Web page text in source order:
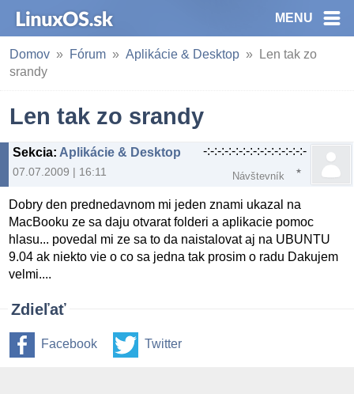
MENU
Domov Fórum Aplikácie & Desktop
Len tak zo
srandy
Len tak zo srandy
Sekcia: Aplikácie & Desktop
07.07.2009 | 16:11
-:-:-:-:-:-:-:-:-:-:-:-:-:-:-
Návštevník
Dobry den prednedavnom mi jeden znami ukazal na
MacBooku ze sa daju otvarat folderi a aplikacie pomoc
hlasu... povedal mi ze sa to da naistalovat aj na UBUNTU
9.04 ak niekto vie o co sa jedna tak prosim o radu Dakujem
velmi....
Zdieľať
Facebook Twitter